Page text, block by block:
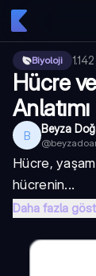
Biyoloji 1.142
Hücre
Anlatımı
B Beyza
@
Hücre,
hücrenin...
Daha fazla